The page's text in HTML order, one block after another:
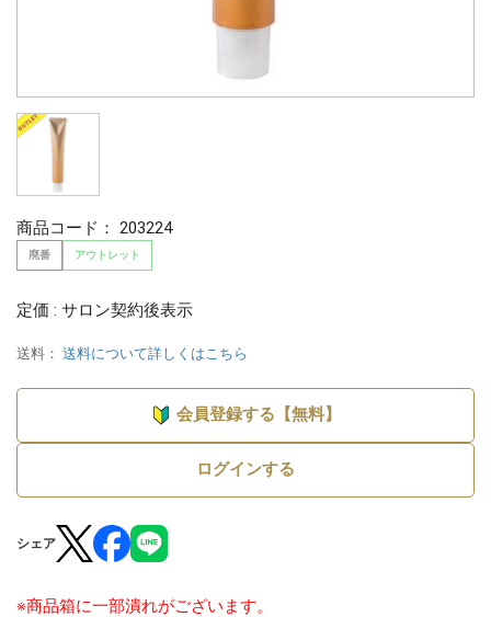
商品コード： 203224
廃番 アウトレット
定価 : サロン契約後表示
送料： 送料について詳しくはこちら
会員登録する【無料】
ログインする
シェア
※商品箱に一部潰れがございます。